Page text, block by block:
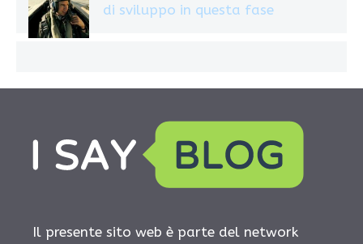
di sviluppo in questa fase
Il presente sito web è parte del network